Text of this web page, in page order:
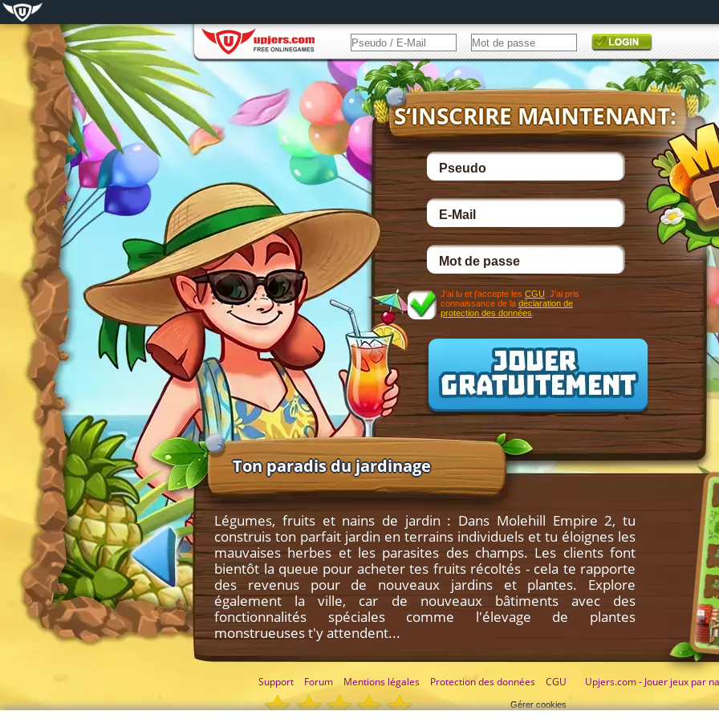
Ton paradis du jardinage
Légumes, fruits et nains de jardin : Dans Molehill Empire 2, tu
construis ton parfait jardin en terrains individuels et tu éloignes les
mauvaises herbes et les parasites des champs. Les clients font
bientôt la queue pour acheter tes fruits récoltés - cela te rapporte
des revenus pour de nouveaux jardins et plantes. Explore
également la ville, car de nouveaux bâtiments avec des
fonctionnalités spéciales comme l'élevage de plantes
monstrueuses t'y attendent...
J'ai lu et j'accepte les CGU . J'ai pris
connaissance de la déclaration de
protection des données
Support Forum Mentions légales Protection des données CGU Upjers.com - Jouer jeux par
Gérer cookies